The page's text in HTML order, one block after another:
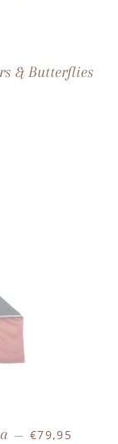
& Butterflies
— NORMALE
€79,95